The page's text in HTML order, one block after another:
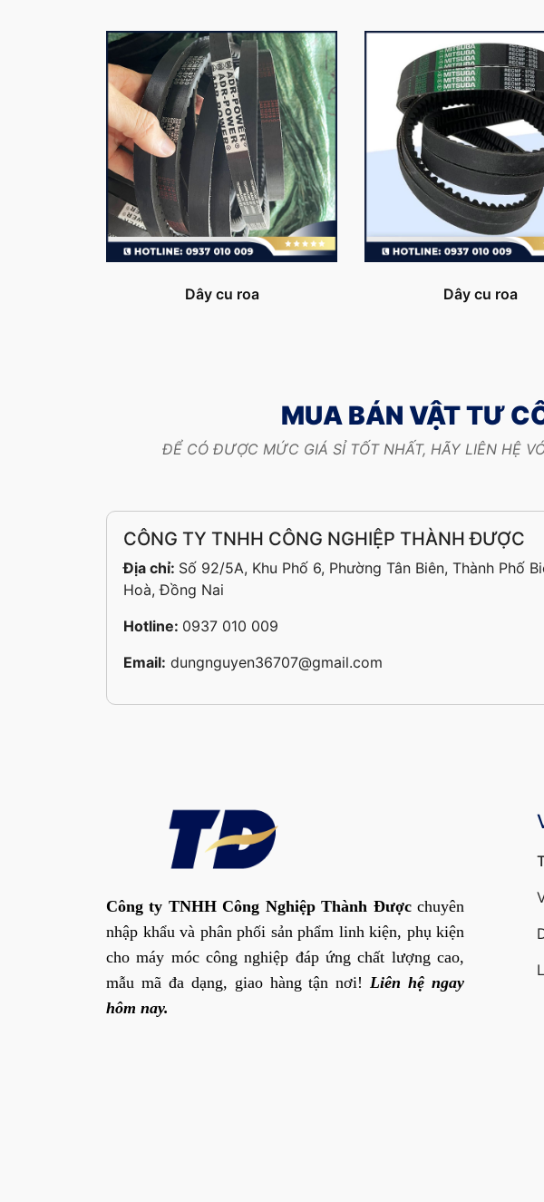
Dây cu roa Dây cu roa
MUA BÁN VẬT TƯ
ĐỂ CÓ ĐƯỢC MỨC GIÁ SỈ TỐT NHẤT, HÃY LIÊN HỆ
CÔNG TY TNHH CÔNG NGHIỆP THÀNH ĐƯỢC
Địa chỉ: Số 92/5A, Khu Phố 6, Phường Tân Biên, Thành Phố
Hoà, Đồng Nai
Hotline: 0937 010 009
Email: dungnguyen36707@gmail.com
Công ty TNHH Công Nghiệp Thành Đượcchuyên
nhập khẩu và phân phối sản phẩm linh kiện, phụ kiện
cho máy móc công nghiệp đáp ứng chất lượng cao,
mẫu mã đa dạng, giao hàng tận nơi!Liên hệ ngay
hôm nay.